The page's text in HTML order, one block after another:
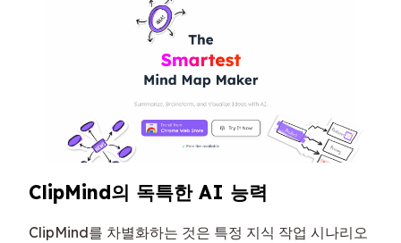
ClipMind의 독특한 AI 능력
ClipMind를 차별화하는 것은 특정 지식 작업 시나리오